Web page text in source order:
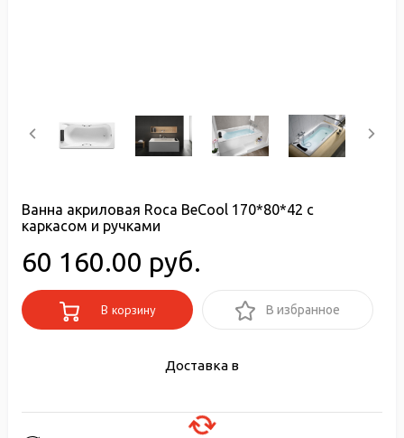
Ванна акриловая Roca BeCool 170*80*42 с
каркасом и ручками
60 160.00 руб.
В корзину В избранное
Доставка в